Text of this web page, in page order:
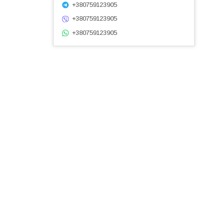
+380759123905
+380759123905
+380759123905